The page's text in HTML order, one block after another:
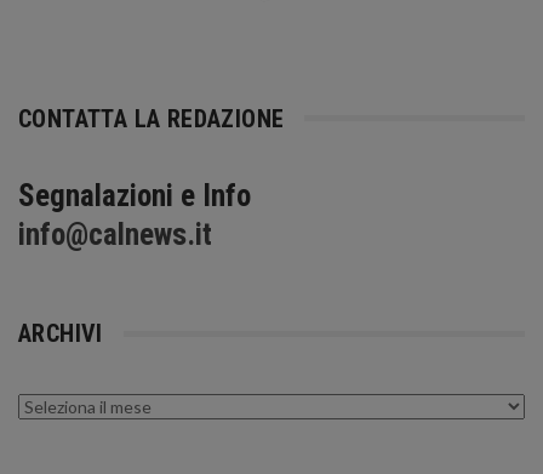
CONTATTA LA REDAZIONE
Segnalazioni e Info
info@calnews.it
ARCHIVI
Archivi